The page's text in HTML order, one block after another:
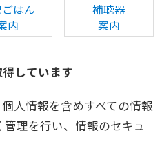
はん
内
補聴器
案内
しています
人情報を含めすべての情報
理を行い、情報のセキュ